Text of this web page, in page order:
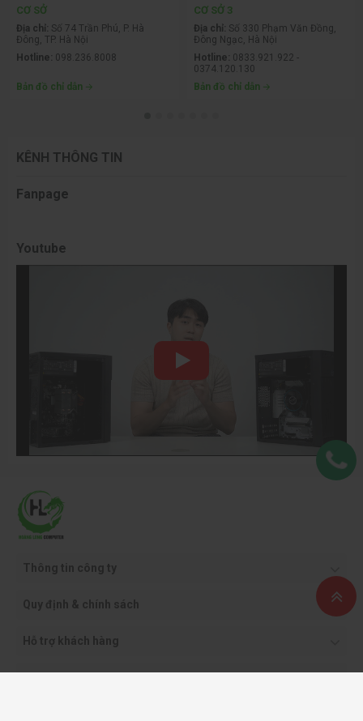
CƠ SỞ
Địa chỉ: Số 74 Trần Phú, P. Hà
Đông, TP. Hà Nội
Hotline: 098.236.8008
Bản đồ chỉ dẫn
CƠ SỞ 3
Địa chỉ: Số 330 Phạm Văn Đồng,
Đông Ngạc, Hà Nội
Hotline: 0833.921.922 -
0374.120.130
Bản đồ chỉ dẫn
KÊNH THÔNG TIN
Fanpage
Youtube
Thông tin công ty
Quy định & chính sách
Hỗ trợ khách hàng